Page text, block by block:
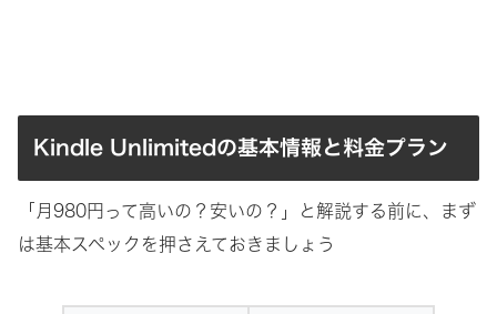
Kindle Unlimitedの基本情報と料金プラン
「月980円って高いの？安いの？」と解説する前に、まず
は基本スペックを押さえておきましょう